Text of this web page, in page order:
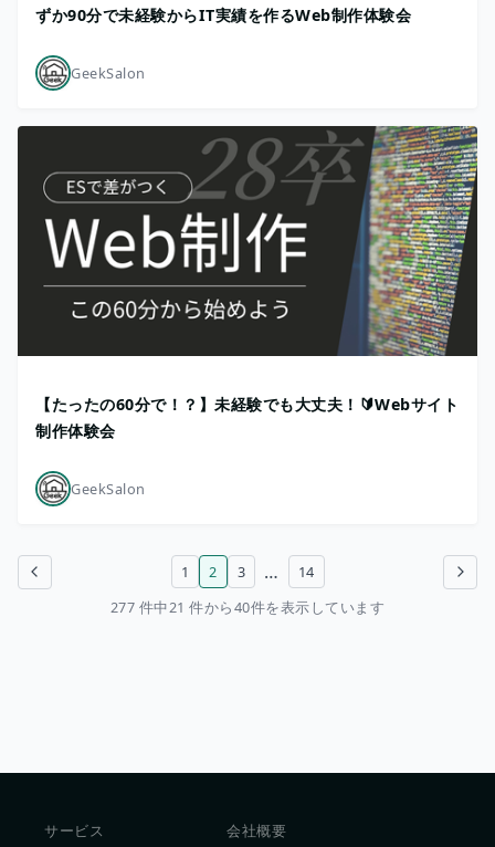
ずか90分で未経験からIT実績を作るWeb制作体験会
GeekSalon
【たったの60分で！？】未経験でも大丈夫！🔰Webサイト
制作体験会
GeekSalon
1 2 3 …
14
277 件中21 件から40件を表示しています
サービス 会社概要